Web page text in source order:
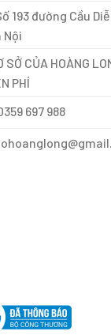
193 đường Cầu
Nội
SỞ CỦA HOÀNG
PHÍ
697 988